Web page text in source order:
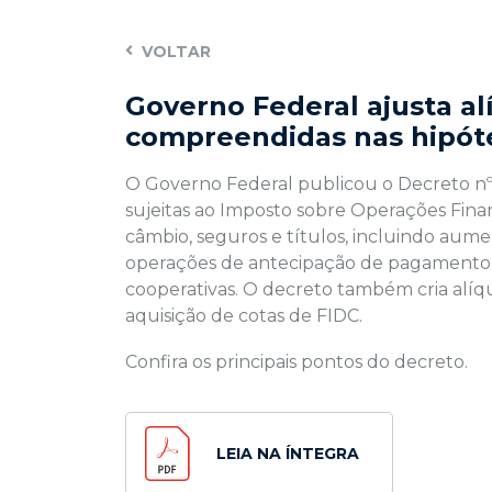
VOLTAR
Governo Federal ajusta
compreendidas nas
O Governo Federal publicou o Decreto
sujeitas ao Imposto sobre Operações
câmbio, seguros e títulos, incluindo
operações de antecipação de
cooperativas. O decreto também cria
aquisição de cotas de FIDC.
Confira os principais pontos do decreto.
LEIA NA ÍNTEGRA